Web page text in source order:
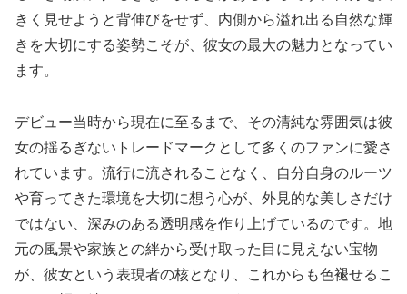
きく見せようと背伸びをせず、内側から溢れ出る自然な輝
きを大切にする姿勢こそが、彼女の最大の魅力となってい
ます。
デビュー当時から現在に至るまで、その清純な雰囲気は彼
女の揺るぎないトレードマークとして多くのファンに愛さ
れています。流行に流されることなく、自分自身のルーツ
や育ってきた環境を大切に想う心が、外見的な美しさだけ
ではない、深みのある透明感を作り上げているのです。地
元の風景や家族との絆から受け取った目に見えない宝物
が、彼女という表現者の核となり、これからも色褪せるこ